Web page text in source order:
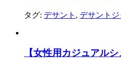
タグ: デサント , デサント
【女性用カジュアル